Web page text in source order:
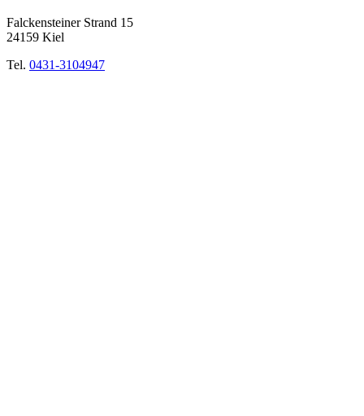
Falckensteiner Strand 15
24159 Kiel
Tel. 0431-3104947